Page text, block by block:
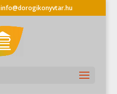
info@dorogikonyvtar.hu